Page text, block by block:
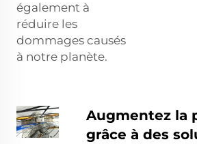
également à
réduire les
dommages causés
à notre planète.
Augmentez la
grâce à des